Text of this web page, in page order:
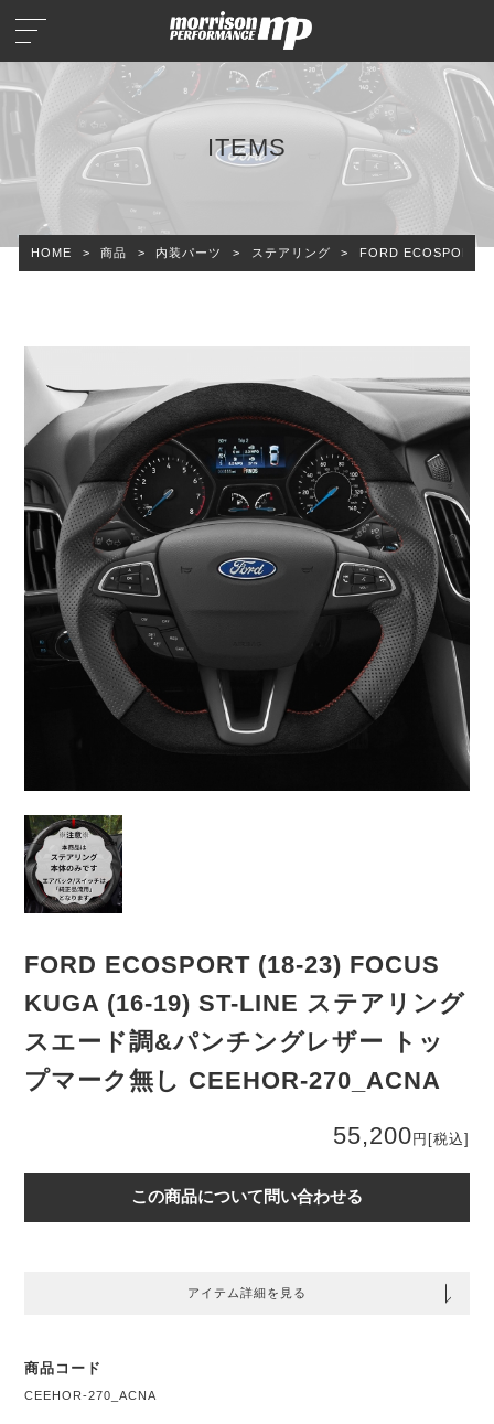
ITEMS
HOME > 商品 > 内装パーツ > ステアリング > FORD ECOSPORT
FORD ECOSPORT (18-23) FOCUS
KUGA (16-19) ST-LINE ステアリング
スエード調&パンチングレザー トッ
プマーク無し CEEHOR-270_ACNA
55,200 円 [税込]
この商品について問い合わせる
アイテム詳細を見る
商品コード
CEEHOR-270_ACNA